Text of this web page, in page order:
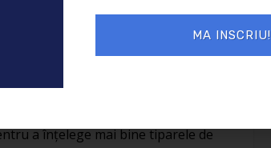
la reducerea nivelului de stres și la
activitățile fizice intense cu
crește nivelul de energie și pot
a somnului (cum ar fi
a înțelege mai bine tiparele de
MA INSCRIU!